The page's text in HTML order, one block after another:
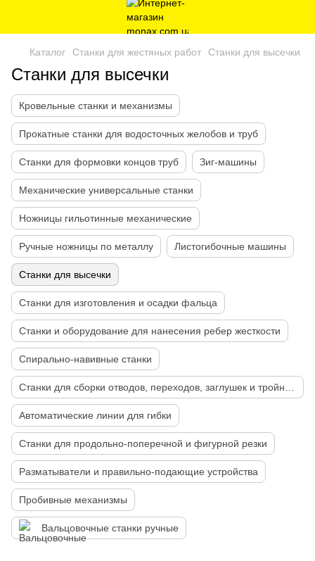
Каталог Станки для жестяных работ Станки для высечки
Станки для высечки
Кровельные станки и механизмы
Прокатные станки для водосточных желобов и труб
Станки для формовки концов труб Зиг-машины
Механические универсальные станки
Ножницы гильотинные механические
Ручные ножницы по металлу Листогибочные машины
Станки для высечки
Станки для изготовления и осадки фальца
Станки и оборудование для нанесения ребер жесткости
Спирально-навивные станки
Автоматические линии для гибки
Станки для продольно-поперечной и фигурной резки
Разматыватели и правильно-подающие устройства
Пробивные механизмы
Вальцовочные станки ручные